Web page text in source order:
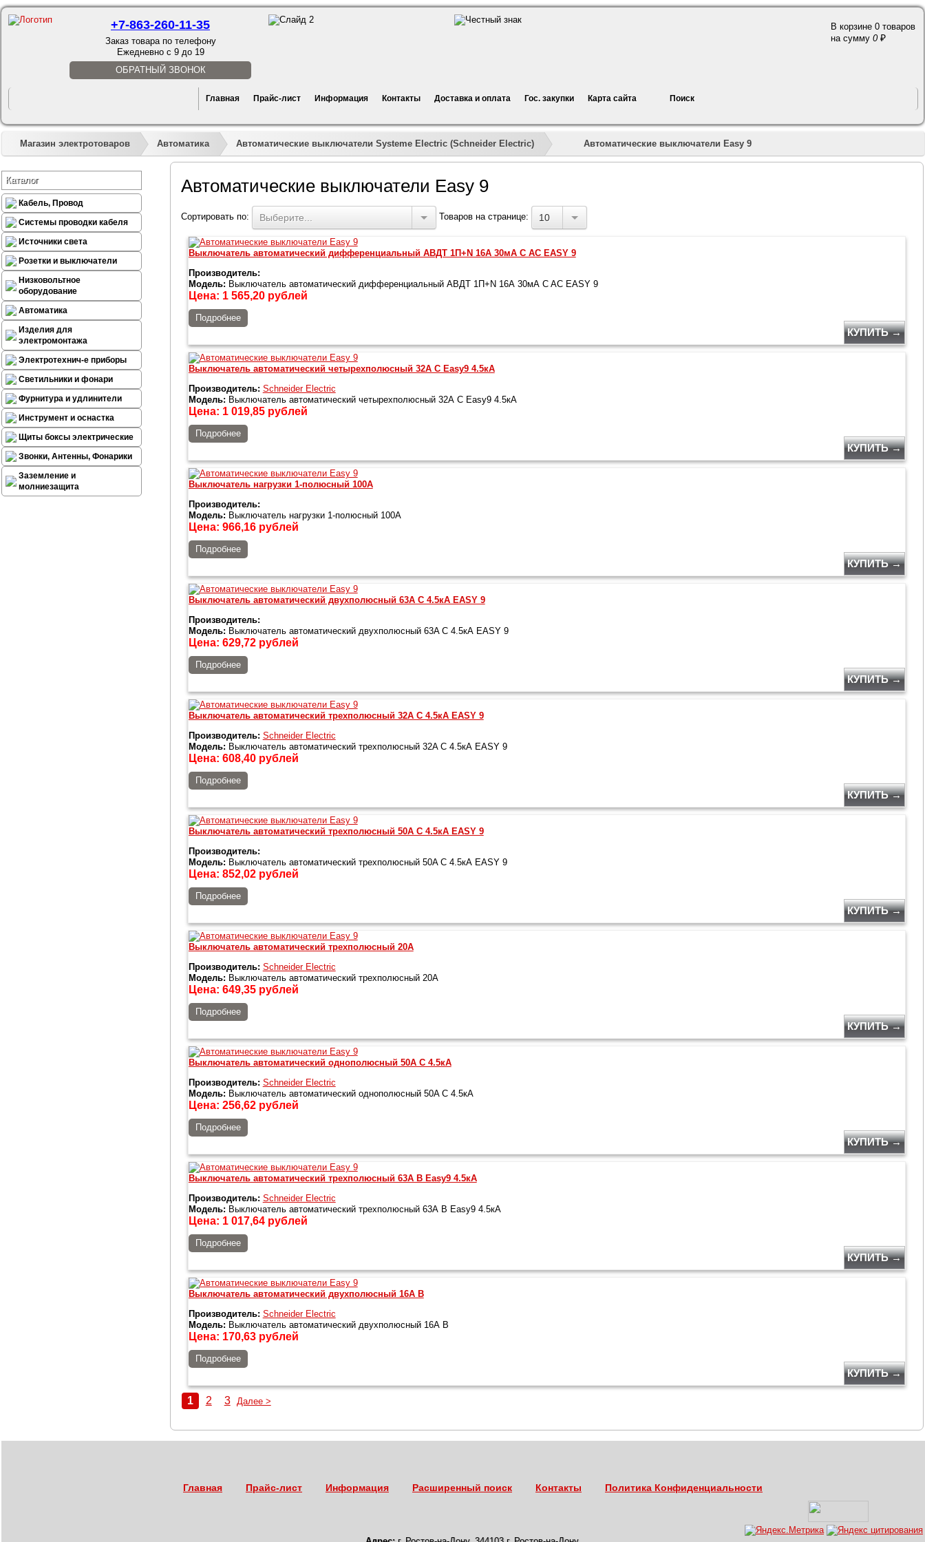
+7-863-260-11-35
Заказ товара по телефону
Ежедневно с 9 до 19
ОБРАТНЫЙ ЗВОНОК
В корзине 0 товаров
на сумму 0
Главная Прайс-лист Информация Контакты Доставка и оплата Гос. закупки Карта сайта Поиск
Магазин электротоваров »
Автоматика »
Автоматические выключатели Systeme Electric (Schneider Electric) Автоматические выключатели Easy 9
Каталог
Кабель, Провод
Системы проводки кабеля
Источники света
Розетки и выключатели
Низковольтное
оборудование
Автоматика
Изделия для
электромонтажа
Электротехнич-е приборы
Светильники и фонари
Фурнитура и удлинители
Инструмент и оснастка
Щиты боксы электрические
Звонки, Антенны, Фонарики
Заземление и
молниезащита
Автоматические выключатели Easy 9
Сортировать по: Выберите... Товаров на странице: 10
Выключатель автоматический дифференциальный АВДТ 1П+N 16А 30мА C AC EASY 9
Производитель:
Модель: Выключатель автоматический дифференциальный АВДТ 1П+N 16А 30мА C AC EASY 9
Цена: 1 565,20рублей
Подробнее
КУПИТЬ →
Выключатель автоматический четырехполюсный 32А C Easy9 4.5кА
Производитель: Schneider Electric
Модель: Выключатель автоматический четырехполюсный 32А C Easy9 4.5кА
Цена: 1 019,85рублей
Подробнее
КУПИТЬ →
Выключатель нагрузки 1-полюсный 100А
Производитель:
Модель: Выключатель нагрузки 1-полюсный 100А
Цена: 966,16рублей
Подробнее
КУПИТЬ →
Выключатель автоматический двухполюсный 63A C 4.5кА EASY 9
Производитель:
Модель: Выключатель автоматический двухполюсный 63A C 4.5кА EASY 9
Цена: 629,72рублей
Подробнее
КУПИТЬ →
Выключатель автоматический трехполюсный 32A C 4.5кА EASY 9
Производитель: Schneider Electric
Модель: Выключатель автоматический трехполюсный 32A C 4.5кА EASY 9
Цена: 608,40рублей
Подробнее
КУПИТЬ →
Выключатель автоматический трехполюсный 50A C 4.5кА EASY 9
Производитель:
Модель: Выключатель автоматический трехполюсный 50A C 4.5кА EASY 9
Цена: 852,02рублей
Подробнее
КУПИТЬ →
Выключатель автоматический трехполюсный 20A
Производитель: Schneider Electric
Модель: Выключатель автоматический трехполюсный 20A
Цена: 649,35рублей
Подробнее
КУПИТЬ →
Выключатель автоматический однополюсный 50A C 4.5кА
Производитель: Schneider Electric
Модель: Выключатель автоматический однополюсный 50A C 4.5кА
Цена: 256,62рублей
Подробнее
КУПИТЬ →
Выключатель автоматический трехполюсный 63А B Easy9 4.5кА
Производитель: Schneider Electric
Модель: Выключатель автоматический трехполюсный 63А B Easy9 4.5кА
Цена: 1 017,64рублей
Подробнее
КУПИТЬ →
Выключатель автоматический двухполюсный 16А B
Производитель: Schneider Electric
Модель: Выключатель автоматический двухполюсный 16А B
Цена: 170,63рублей
Подробнее
КУПИТЬ →
1 2 3 Далее >
Главная Прайс-лист Информация Расширенный поиск Контакты Политика Конфиденциальности